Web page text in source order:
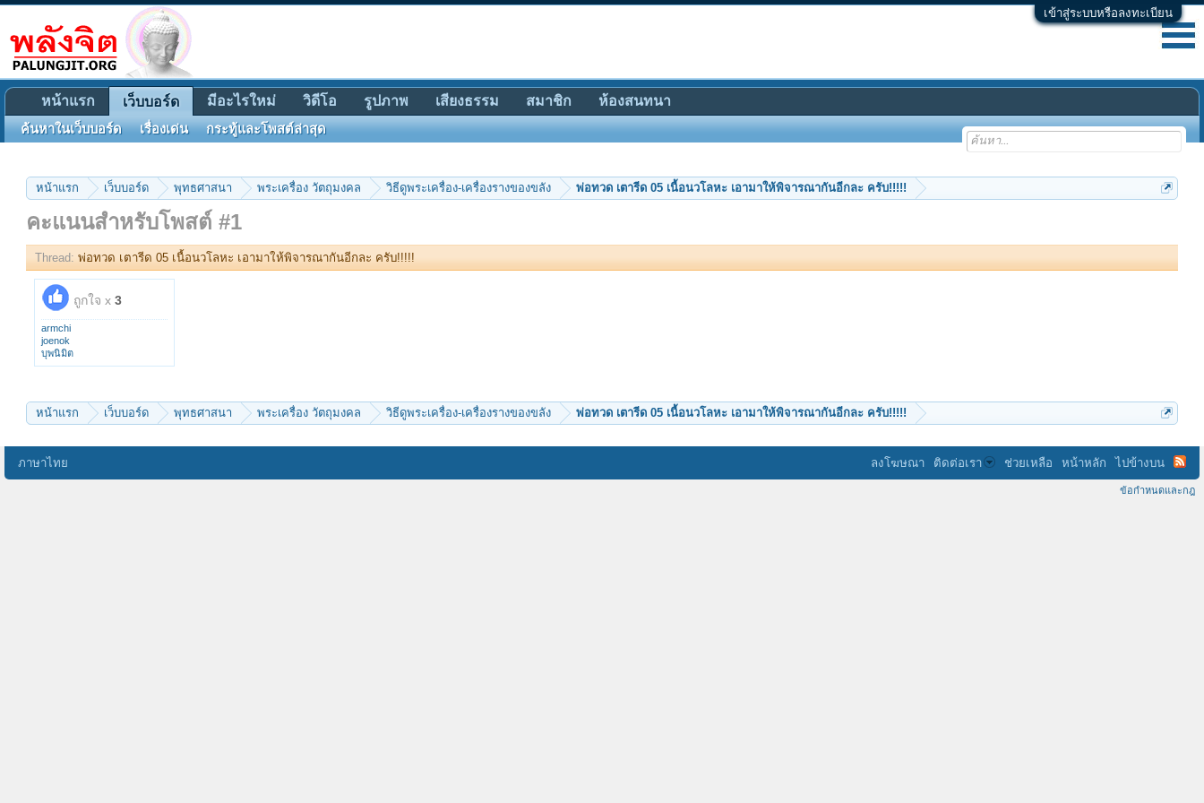
เข้าสู่ระบบหรือลงทะเบียน
หน้าแรก เว็บบอร์ด พุทธศาสนา พระเครื่อง วัตถุมงคล วิธีดูพระเครื่อง-เครื่องรางของขลัง พ่อทวด เตารีด 05 เนื้อนวโลหะ เอามาให้พิจารณากันอีกละ ครับ!!!!!
คะแนนสำหรับโพสต์ #1
Thread: พ่อทวด เตารีด 05 เนื้อนวโลหะ เอามาให้พิจารณากันอีกละ ครับ!!!!!
ถูกใจ x 3
armchi
joenok
บุพนิมิต
หน้าแรก เว็บบอร์ด พุทธศาสนา พระเครื่อง วัตถุมงคล วิธีดูพระเครื่อง-เครื่องรางของขลัง พ่อทวด เตารีด 05 เนื้อนวโลหะ เอามาให้พิจารณากันอีกละ ครับ!!!!!
หน้าแรก เว็บบอร์ด
ค้นหาในเว็บบอร์ด เรื่องเด่น กระทู้และโพสต์ล่าสุด
มีอะไรใหม่ วิดีโอ รูปภาพ เสียงธรรม สมาชิก ห้องสนทนา
ภาษาไทย ลงโฆษณา ติดต่อเรา ช่วยเหลือ หน้าหลัก ไปข้างบน
ข้อกำหนดและกฎ